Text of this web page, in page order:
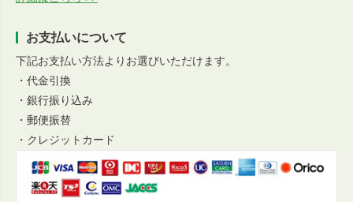
お支払いについて
下記お支払い方法よりお選びいただけます。
・代金引換
・銀行振り込み
・郵便振替
・クレジットカード